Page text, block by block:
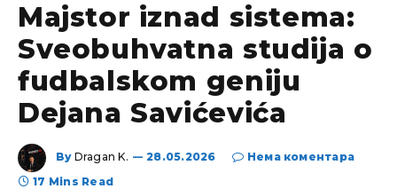
Majstor iznad sistema:
Sveobuhvatna studija o
fudbalskom geniju
Dejana Savićevića
By Dragan K. 28.05.2026
Нема коментара
17 Mins Read